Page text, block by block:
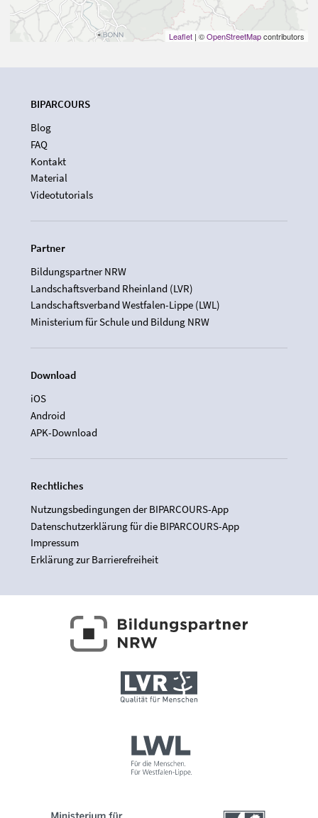
Leaflet | ©OpenStreetMapcontributors
BIPARCOURS
Blog
FAQ
Kontakt
Material
Videotutorials
Partner
Bildungspartner NRW
Landschaftsverband Rheinland (LVR)
Landschaftsverband Westfalen-Lippe (LWL)
Ministerium für Schule und Bildung NRW
Download
iOS
Android
APK-Download
Rechtliches
Nutzungsbedingungen der BIPARCOURS-App
Datenschutzerklärung für die BIPARCOURS-App
Impressum
Erklärung zur Barrierefreiheit